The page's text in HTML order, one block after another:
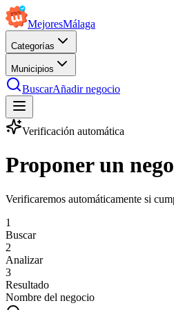
MejoresMálaga
Categorías
Municipios
BuscarAñadir negocio
Verificación automática
Proponer un
Verificaremos automáticamente si
1
Buscar
2
Analizar
3
Resultado
Nombre del negocio